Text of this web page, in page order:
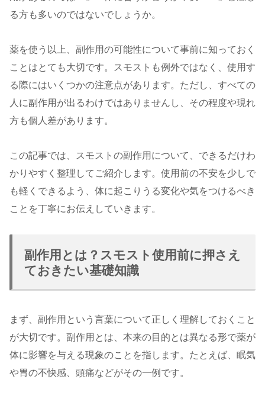
る方も多いのではないでしょうか。
薬を使う以上、副作用の可能性について事前に知っておく
ことはとても大切です。スモストも例外ではなく、使用す
る際にはいくつかの注意点があります。ただし、すべての
人に副作用が出るわけではありませんし、その程度や現れ
方も個人差があります。
この記事では、スモストの副作用について、できるだけわ
かりやすく整理してご紹介します。使用前の不安を少しで
も軽くできるよう、体に起こりうる変化や気をつけるべき
ことを丁寧にお伝えしていきます。
副作用とは？スモスト使用前に押さえ
ておきたい基礎知識
まず、副作用という言葉について正しく理解しておくこと
が大切です。副作用とは、本来の目的とは異なる形で薬が
体に影響を与える現象のことを指します。たとえば、眠気
や胃の不快感、頭痛などがその一例です。